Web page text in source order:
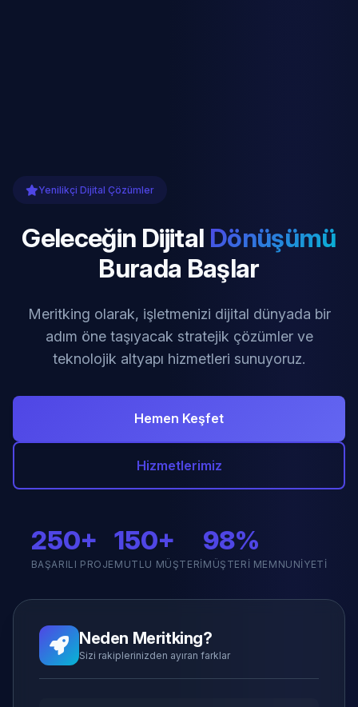
Yenilikçi Dijital Çözümler
Geleceğin Dijital Dönüşümü
Burada Başlar
Meritking olarak, işletmenizi dijital dünyada bir
adım öne taşıyacak stratejik çözümler ve
teknolojik altyapı hizmetleri sunuyoruz.
Hemen Keşfet
Hizmetlerimiz
250+
BAŞARILI PROJE
150+
MUTLU MÜŞTERI
98%
MÜŞTERI MEMNUNIYETI
Neden Meritking?
Sizi rakiplerinizden ayıran farklar